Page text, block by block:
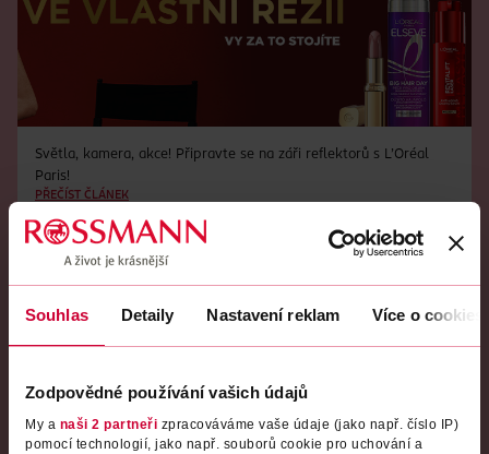
Souhlas Detaily Nastavení reklam Více o cookies
Zodpovědné používání vašich údajů
My a naši 2 partneři zpracováváme vaše údaje (jako např. číslo IP)
pomocí technologií, jako např. souborů cookie pro uchování a
Světla, kamera, akce! Připravte se na záři reflektorů s L’Oréal
Paris!
PŘEČÍST ČLÁNEK